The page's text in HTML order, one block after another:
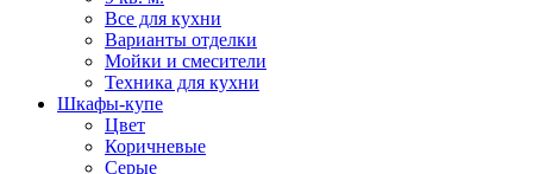
Все для кухни
Варианты отделки
Мойки и смесители
Техника для кухни
Шкафы-купе
Цвет
Коричневые
Серые